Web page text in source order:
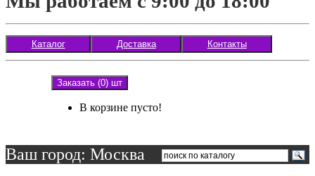
Каталог Доставка Контакты
Заказать (0) шт
В корзине пусто!
Ваш город: Москва